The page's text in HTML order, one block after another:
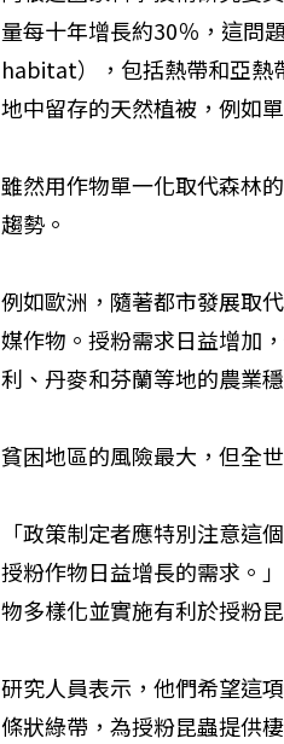
量每十年增長約30％，這問
habitat），包括熱帶和亞熱
地中留存的天然植被，例如
雖然用作物單一化取代森林
趨勢。
例如歐洲，隨著都市發展取
媒作物。授粉需求日益增加
利、丹麥和芬蘭等地的農業
貧困地區的風險最大，但全
「政策制定者應特別注意這
授粉作物日益增長的需求。
物多樣化並實施有利於授粉
研究人員表示，他們希望這
條狀綠帶，為授粉昆蟲提供